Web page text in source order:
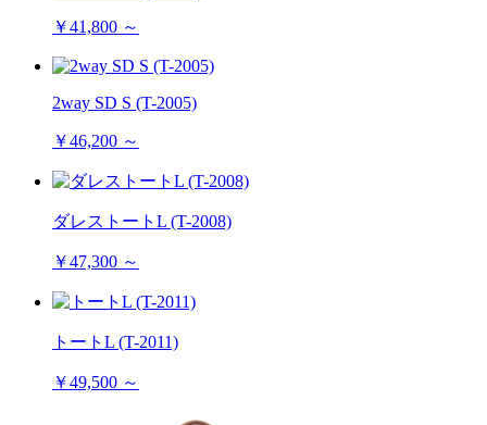
￥41,800 ～
2way SD S (T-2005)
￥46,200 ～
ダレストートL (T-2008)
￥47,300 ～
トートL (T-2011)
￥49,500 ～